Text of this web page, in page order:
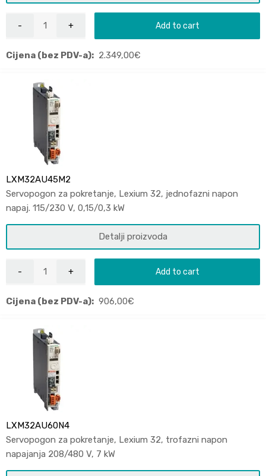
Add to cart
Cijena (bez PDV-a): 2.349,00€
LXM32AU45M2
Servopogon za pokretanje, Lexium 32, jednofazni napon
napaj. 115/230 V, 0,15/0,3 kW
Detalji proizvoda
Add to cart
Cijena (bez PDV-a): 906,00€
LXM32AU60N4
Servopogon za pokretanje, Lexium 32, trofazni napon
napajanja 208/480 V, 7 kW